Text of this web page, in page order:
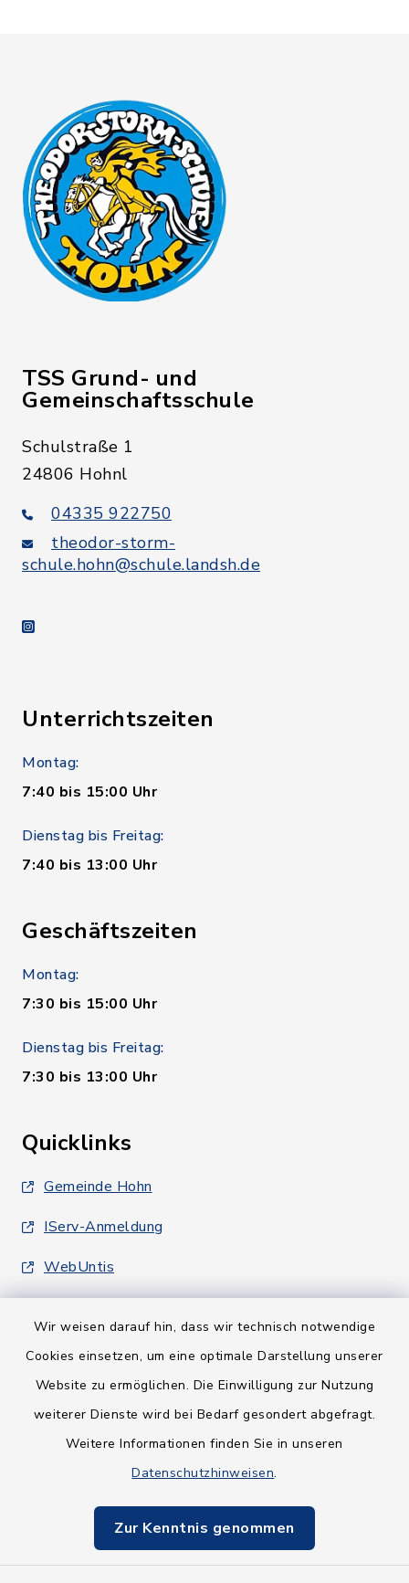
Wir weisen darauf hin, dass wir technisch notwendige
Cookies einsetzen, um eine optimale Darstellung unserer
Website zu ermöglichen. Die Einwilligung zur Nutzung
weiterer Dienste wird bei Bedarf gesondert abgefragt.
Weitere Informationen finden Sie in unseren
Datenschutzhinweisen.
Zur Kenntnis genommen
TSS Grund- und
Gemeinschaftsschule
Schulstraße 1
24806 Hohnl
04335 922750
theodor-storm-
schule.hohn@schule.landsh.de
instagram
Unterrichtszeiten
Montag:
7:40 bis 15:00 Uhr
Dienstag bis Freitag:
7:40 bis 13:00 Uhr
Geschäftszeiten
Montag:
7:30 bis 15:00 Uhr
Dienstag bis Freitag:
7:30 bis 13:00 Uhr
Quicklinks
Gemeinde Hohn
IServ-Anmeldung
WebUntis
Barrierefreiheit